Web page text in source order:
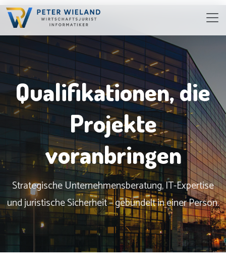
Qualifikationen, die
Projekte
voranbringen
Strategische Unternehmensberatung, IT-Expertise
und juristische Sicherheit – gebündelt in einer Person.